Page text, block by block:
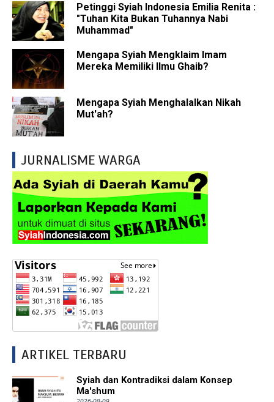
Petinggi Syiah Indonesia Emilia Renita :
"Tuhan Kita Bukan Tuhannya Nabi
Muhammad"
Mengapa Syiah Mengklaim Imam
Mereka Memiliki Ilmu Ghaib?
Mengapa Syiah Menghalalkan Nikah
Mut'ah?
JURNALISME WARGA
ARTIKEL TERBARU
Syiah dan Kontradiksi dalam Konsep
Ma'shum